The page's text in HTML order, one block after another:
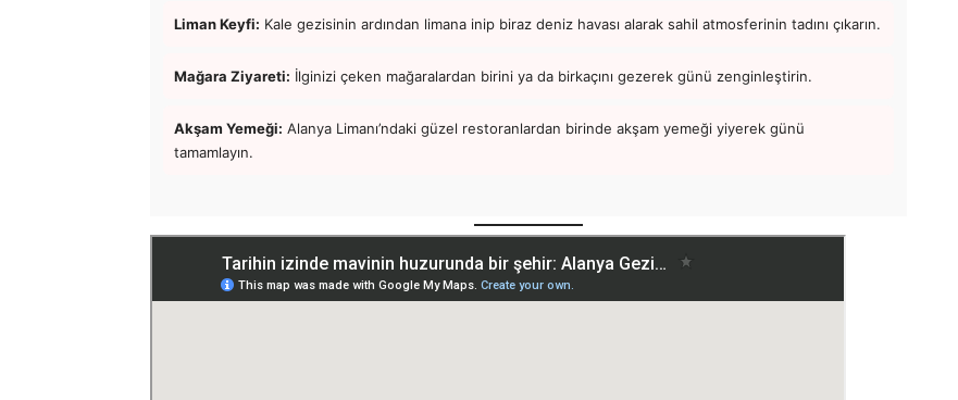
Liman Keyfi: Kale gezisinin ardından limana inip biraz deniz havası alarak sahil atmosferinin tadını çıkarın.
Mağara Ziyareti: İlginizi çeken mağaralardan birini ya da birkaçını gezerek günü zenginleştirin.
Akşam Yemeği: Alanya Limanı’ndaki güzel restoranlardan birinde akşam yemeği yiyerek günü
tamamlayın.